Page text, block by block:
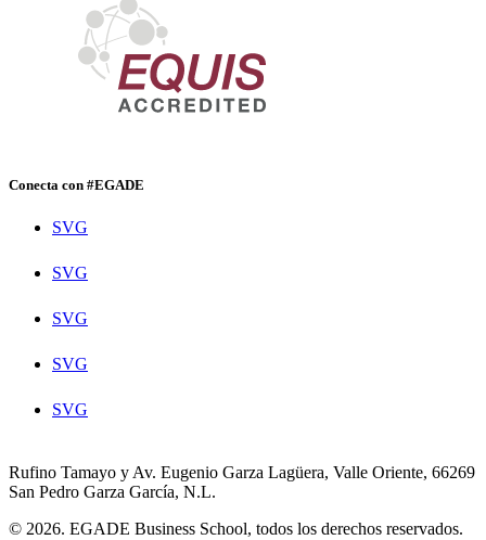
Conecta con #EGADE
SVG
SVG
SVG
SVG
SVG
Rufino Tamayo y Av. Eugenio Garza Lagüera, Valle Oriente, 66269
San Pedro Garza García, N.L.
© 2026. EGADE Business School, todos los derechos reservados.